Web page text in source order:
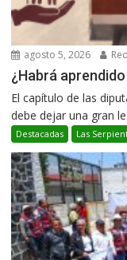
agosto 5, 2026
¿Habrá
El capítulo de las
debe dejar una gran
Destacadas Las